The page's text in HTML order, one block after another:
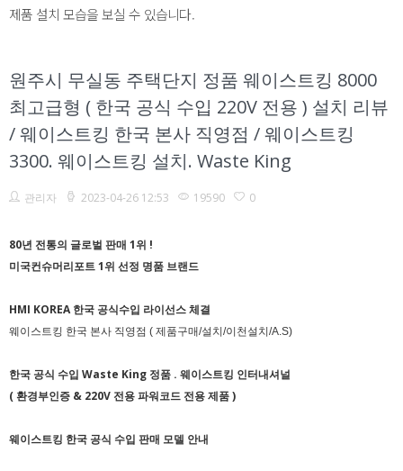
제품 설치 모습을 보실 수 있습니다.
원주시 무실동 주택단지 정품 웨이스트킹 8000
최고급형 ( 한국 공식 수입 220V 전용 ) 설치 리뷰
/ 웨이스트킹 한국 본사 직영점 / 웨이스트킹
3300. 웨이스트킹 설치. Waste King
관리자 2023-04-26 12:53 19590 0
80년 전통의 글로벌 판매 1위 !
미국컨슈머리포트 1위 선정 명품 브랜드
HMI KOREA 한국 공식수입 라이선스 체결
웨이스트킹 한국 본사 직영점 ( 제품구매/설치/이천설치/A.S)
한국 공식 수입 Waste King 정품 . 웨이스트킹 인터내셔널
( 환경부인증 & 220V 전용 파워코드 전용 제품 )
웨이스트킹 한국 공식 수입 판매 모델 안내